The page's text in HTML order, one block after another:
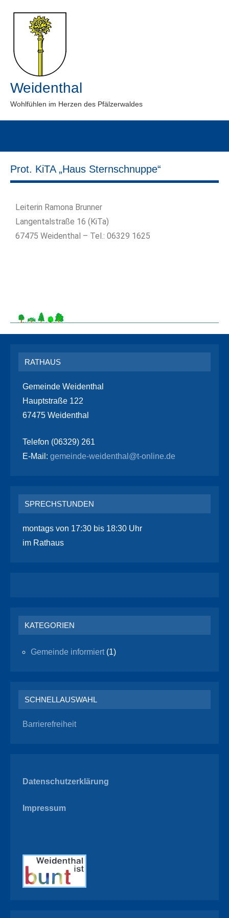
Weidenthal
Wohlfühlen im Herzen des Pfälzerwaldes
Prot. KiTA „Haus Sternschnuppe“
Leiterin Ramona Brunner
Langentalstraße 16 (KiTa)
67475 Weidenthal – Tel.: 06329 1625
RATHAUS
Gemeinde Weidenthal
Hauptstraße 122
67475 Weidenthal
Telefon (06329) 261
E-Mail: gemeinde-weidenthal@t-online.de
SPRECHSTUNDEN
montags von 17:30 bis 18:30 Uhr
im Rathaus
KATEGORIEN
Gemeinde informiert(1)
SCHNELLAUSWAHL
Barrierefreiheit
Datenschutzerklärung
Impressum